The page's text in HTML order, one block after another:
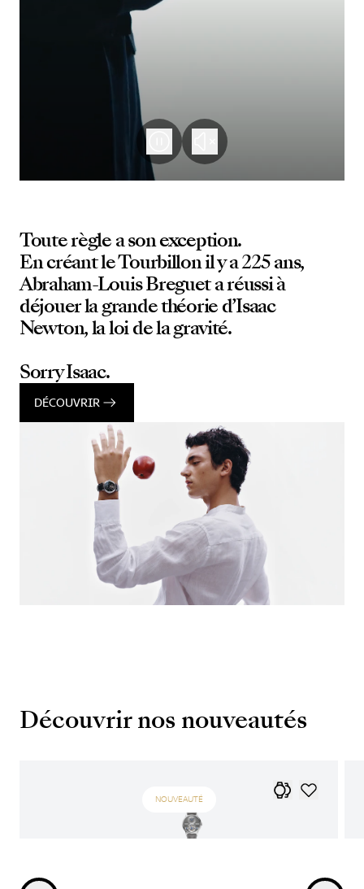
Toute règle a son exception.
En créant le Tourbillon il y a 225 ans,
Abraham-Louis Breguet a réussi à
déjouer la grande théorie d’Isaac
Newton, la loi de la gravité.
Sorry Isaac.
DÉCOUVRIR
Découvrir nos nouveautés
NOUVEAUTÉ